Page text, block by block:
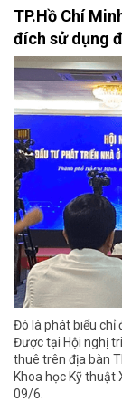
TP.Hồ Chí
đích sử dụng
Đó là phát biểu chỉ
Được tại Hội nghị
thuê trên địa bàn
Khoa học Kỹ thuật
09/6.